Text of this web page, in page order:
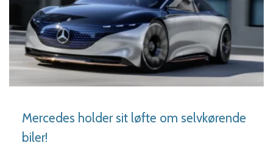
LÆS MERE
Mercedes holder sit løfte om selvkørende
biler!